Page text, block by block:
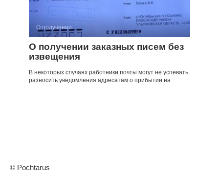
О получении
О получении заказных писем без
извещения
В некоторых случаях работники почты могут не успевать
разносить уведомления адресатам о прибытии на
© Pochtarus